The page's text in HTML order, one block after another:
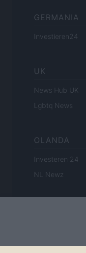
GERMANIA
Investieren24
UK
News Hub UK
Lgbtq News
OLANDA
Investeren 24
NL Newz